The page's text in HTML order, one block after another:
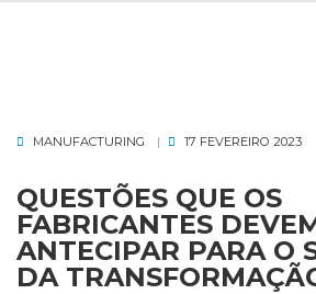
MANUFACTURING 17 FEVEREIRO 2023
QUESTÕES QUE OS
FABRICANTES
ANTECIPAR PARA O
DA